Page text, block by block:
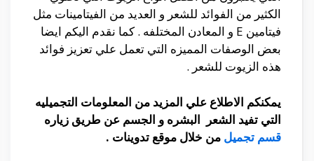
الكثير من الفوائد للشعر و العديد من الفيتامينات مثل
فيتامين E و المعادن المختلفه . كما نقدم اليكم ايضا
بعض الوصفات المميزه التي تعمل علي تعزيز فوائد
هذه الزيوت للشعر .
يمكنكم الاطلاع علي المزيد من المعلومات التجميليه
التي تفيد الشعر البشره و الجسم عن طريق زياره
قسم تجميل من خلال موقع تدوينات .